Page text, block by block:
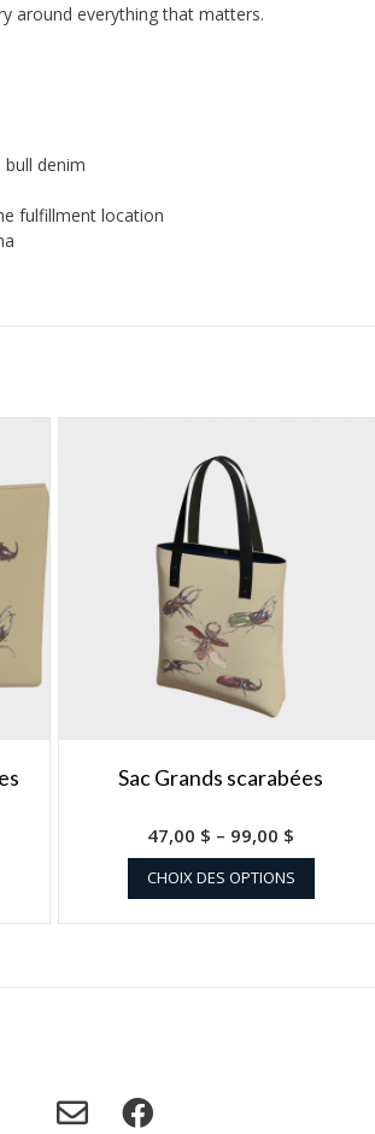
around everything that matters.
denim
fulfillment location
Sac Grands scarabées
47,00 $ – 99,00 $
CHOIX DES OPTIONS